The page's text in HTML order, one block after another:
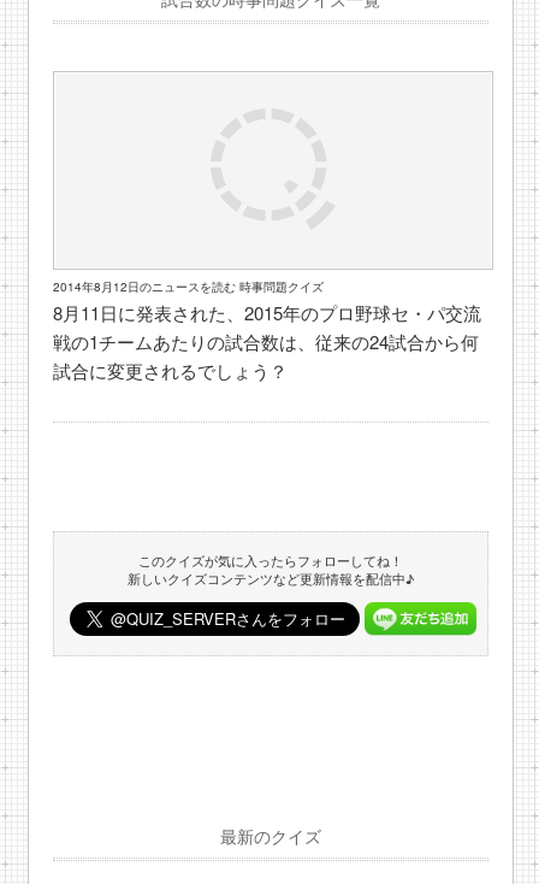
2014年8月12日のニュースを読む 時事問題クイズ
8月11日に発表された、2015年のプロ野球セ・パ交流
戦の1チームあたりの試合数は、従来の24試合から何
試合に変更されるでしょう？
このクイズが気に入ったらフォローしてね！
新しいクイズコンテンツなど更新情報を配信中♪
最新のクイズ